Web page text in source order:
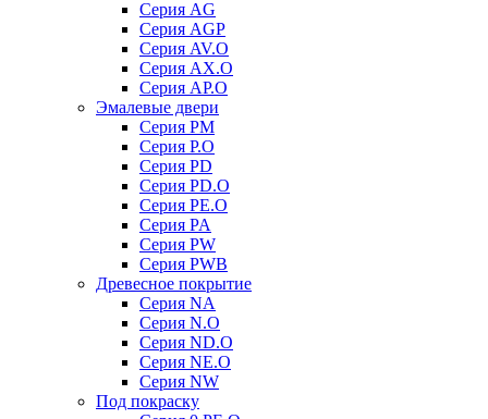
Серия AG
Серия AGP
Серия AV.O
Серия AX.O
Серия AP.O
Эмалевые двери
Серия PM
Серия P.O
Серия PD
Серия PD.O
Серия PE.O
Серия PA
Серия PW
Серия PWB
Древесное покрытие
Серия NA
Серия N.O
Серия ND.O
Серия NE.O
Серия NW
Под покраску